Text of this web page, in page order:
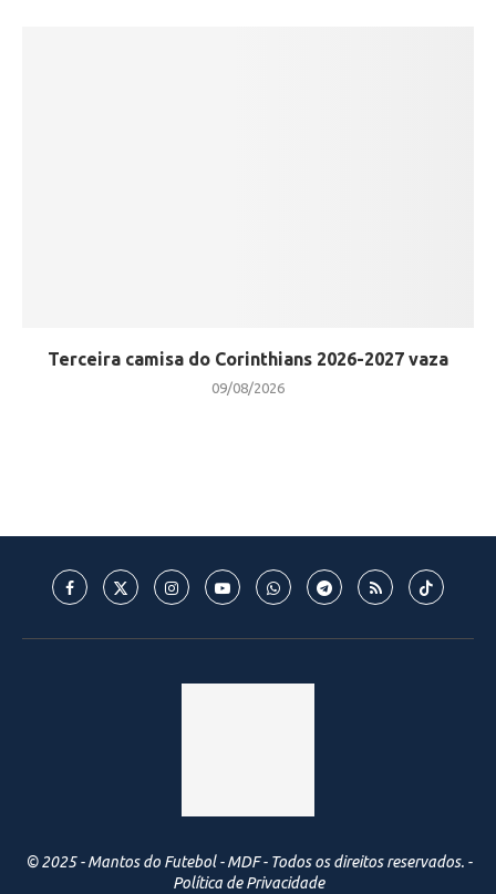
Terceira camisa do Corinthians 2026-2027 vaza
09/08/2026
© 2025 - Mantos do Futebol - MDF - Todos os direitos reservados. -
Política de Privacidade